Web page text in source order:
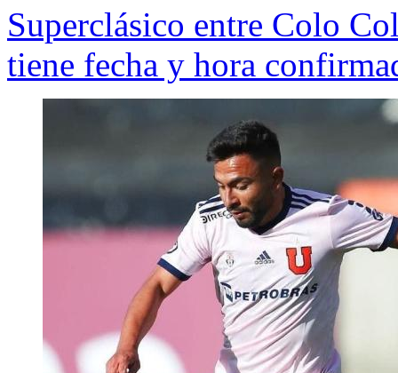
Superclásico entre Colo
tiene fecha y hora